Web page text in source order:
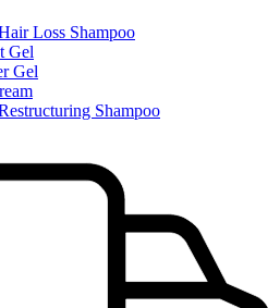
Loss Shampoo
Gel
Gel
Shampoo